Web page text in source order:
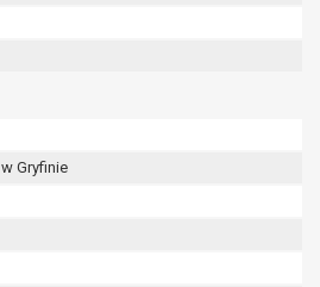
Gryfinie